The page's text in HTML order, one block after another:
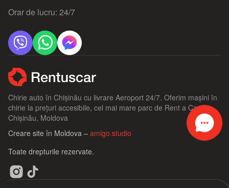
Chirie auto în Chișinău cu livrare Aeroport 24/7. Oferim mașini în
chirie la prețuri accesibile, cel mai mare parc de Rent a Car în
Chișinău, Moldova
Creare site în Moldova – amigo.studio
Toate drepturile rezervate.
Orar de lucru: 24/7